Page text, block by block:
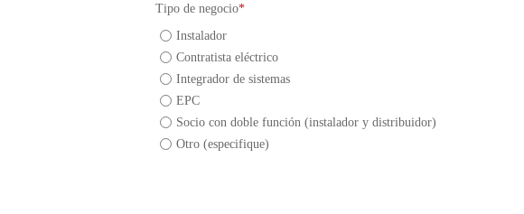
Tipo de negocio*
Instalador
Contratista eléctrico
Integrador de sistemas
EPC
Socio con doble función (instalador y distribuidor)
Otro (especifique)